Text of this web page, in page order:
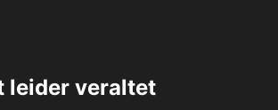
leider veraltet